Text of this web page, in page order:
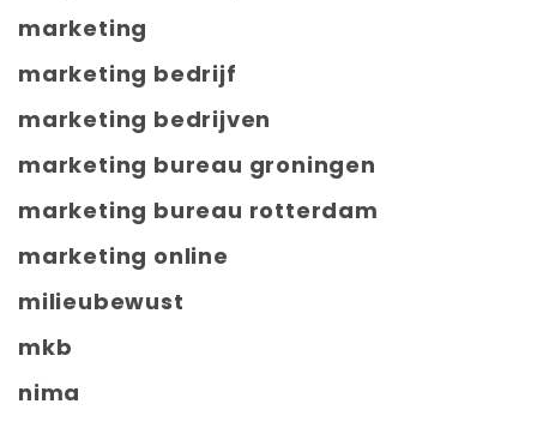
marketing
marketing bedrijf
marketing bedrijven
marketing bureau groningen
marketing bureau rotterdam
marketing online
milieubewust
mkb
nima